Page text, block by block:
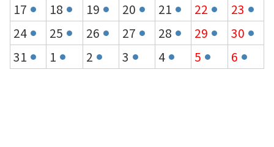
17
18 19 20 21 22
23
24
25 26 27 28 29
30
31
1 2 3 4 5 6